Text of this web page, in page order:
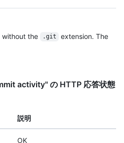
without the
.git
extension. The
activity" の HTTP 応答状態
説明
OK